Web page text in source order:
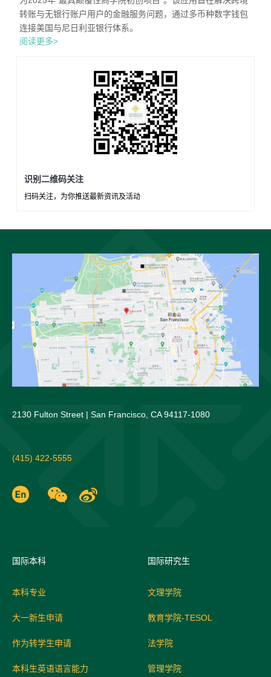
转账与无银行账户用户的金融服务问题，通过多币种数字钱包
连接美国与尼日利亚银行体系。
阅读更多>
识别二维码关注
扫码关注，为你推送最新资讯及活动
2130 Fulton Street | San Francisco, CA 94117-1080
(415) 422-5555
国际本科
本科专业
大一新生申请
作为转学生申请
本科生英语语言能力
国际研究生
文理学院
教育学院-TESOL
法学院
管理学院